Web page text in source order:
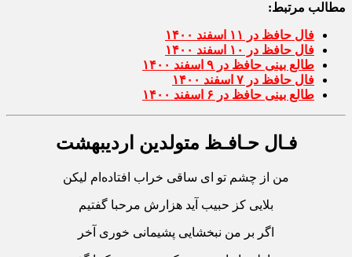
مطالب مرتبط:
فال حافظ در ۱۱ اسفند ۱۴۰۰
فال حافظ در ۱۰ اسفند ۱۴۰۰
طالع بینی حافظ در ۹ اسفند ۱۴۰۰
فال حافظ در ۷ اسفند ۱۴۰۰
طالع بینی حافظ در ۶ اسفند ۱۴۰۰
فـال حـافـظ متولدین اردیبهشت
من از چشم تو ای ساقی خراب افتاده‌ام لیکن
بلایی کز حبیب آید هزارش مرحبا گفتیم
اگر بر من نبخشایی پشیمانی خوری آخر